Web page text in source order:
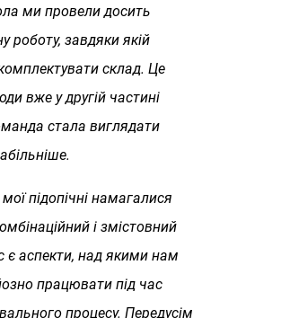
ми провели досить
роботу, завдяки якій
склад. Це
вже у другій частині
стала виглядати
підопічні намагалися
і змістовний
є аспекти, над якими нам
працювати під час
процесу. Передусім